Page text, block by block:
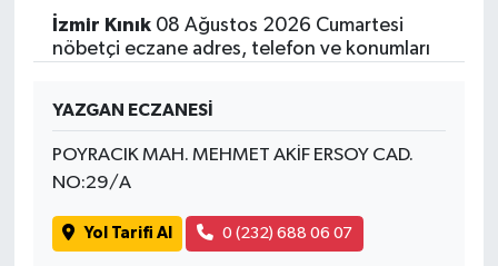
İzmir Kınık08 Ağustos 2026 Cumartesi
nöbetçi eczane adres, telefon ve konumları
YAZGAN ECZANESİ
POYRACIK MAH. MEHMET AKİF ERSOY CAD.
NO:29/A
Yol Tarifi Al 0 (232) 688 06 07
Sağlık & Yaşam
Spor
Yaşam